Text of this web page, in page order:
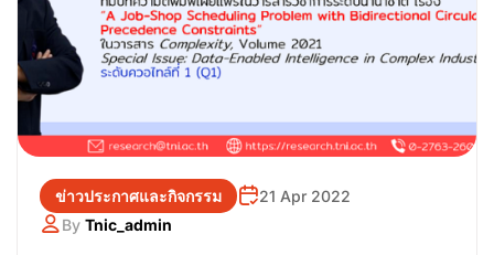
ข่าวประกาศและกิจกรรม
21 Apr 2022
By Tnic_admin